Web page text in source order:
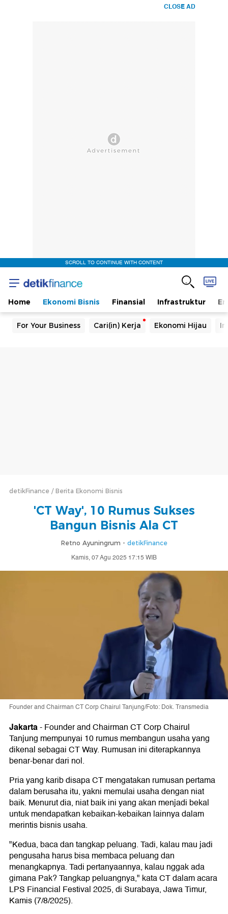
CLOSE AD
SCROLL TO CONTINUE WITH CONTENT
Home Ekonomi Bisnis Finansial Infrastruktur
For Your Business Cari(in) Kerja Ekonomi Hijau
detikFinance Berita Ekonomi Bisnis
'CT Way', 10 Rumus Sukses
Bangun Bisnis Ala CT
Retno Ayuningrum - detikFinance
Kamis, 07 Agu 2025 17:15 WIB
Founder and Chairman CT Corp Chairul Tanjung/Foto: Dok. Transmedia
Jakarta-Founder and Chairman CT Corp Chairul
Tanjung mempunyai 10 rumus membangun usaha yang
dikenal sebagai CT Way. Rumusan ini diterapkannya
benar-benar dari nol.
Pria yang karib disapa CT mengatakan rumusan pertama
dalam berusaha itu, yakni memulai usaha dengan niat
baik. Menurut dia, niat baik ini yang akan menjadi bekal
untuk mendapatkan kebaikan-kebaikan lainnya dalam
merintis bisnis usaha.
"Kedua, baca dan tangkap peluang. Tadi, kalau mau jadi
pengusaha harus bisa membaca peluang dan
menangkapnya. Tadi pertanyaannya, kalau nggak ada
gimana Pak? Tangkap peluangnya," kata CT dalam acara
LPS Financial Festival 2025, di Surabaya, Jawa Timur,
Kamis (7/8/2025).